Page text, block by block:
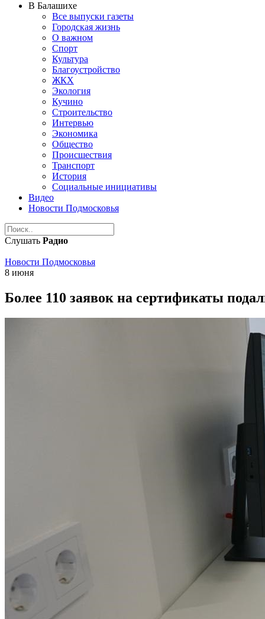
В Балашихе
Все выпуски газеты
Городская жизнь
О важном
Спорт
Культура
Благоустройство
ЖКХ
Экология
Кучино
Строительство
Интервью
Экономика
Общество
Происшествия
Транспорт
История
Социальные инициативы
Видео
Новости Подмосковья
Слушать Радио
Новости Подмосковья
8 июня
Более 110 заявок на сертификаты